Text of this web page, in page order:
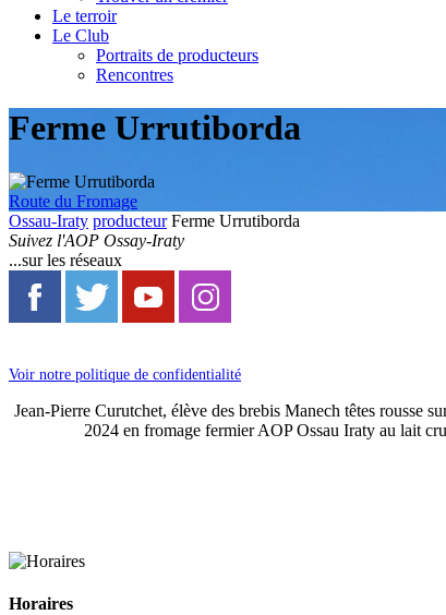
Le terroir
Le Club
Portraits de producteurs
Rencontres
Ferme Urrutiborda
Route du Fromage
Ossau-Iraty producteur Ferme Urrutiborda
Suivez l'AOP Ossay-Iraty
...sur les réseaux
Voir notre politique de confidentialité
Jean-Pierre Curutchet, élève des brebis Manech têtes rousse
2024 en fromage fermier AOP Ossau Iraty au lait
Horaires